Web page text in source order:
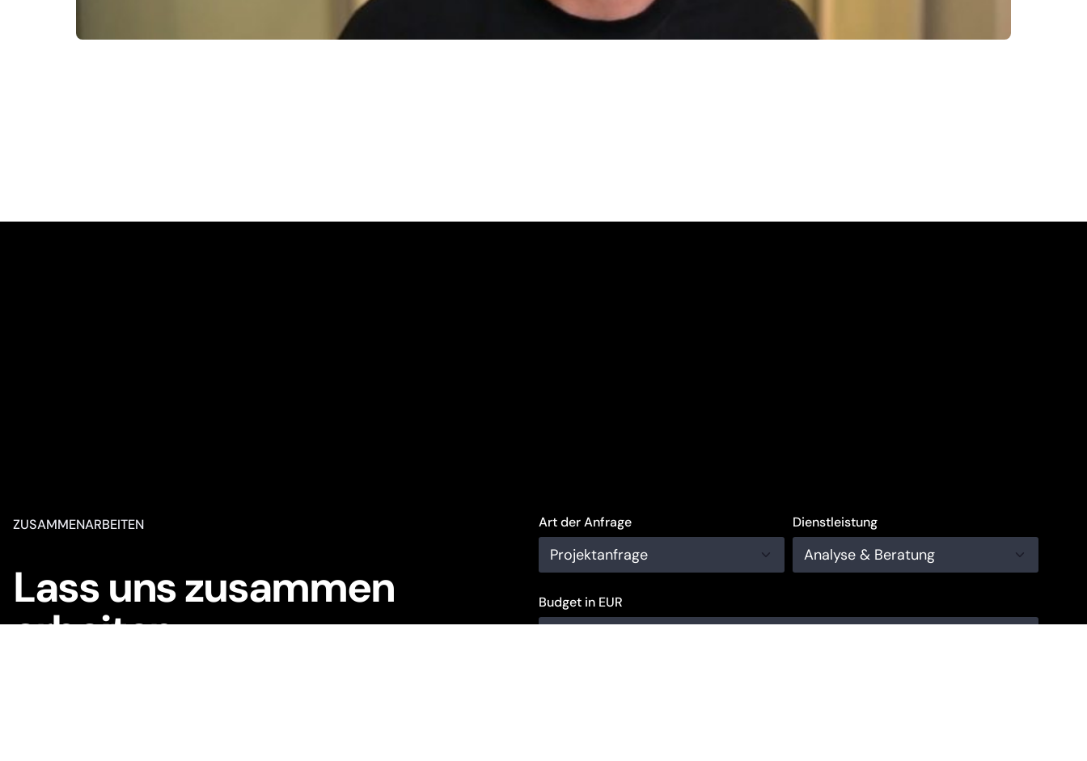
ZUSAMMENARBEITEN
Lass uns zusammen
arbeiten.
Art der Anfrage Dienstleistung
Budget in EUR